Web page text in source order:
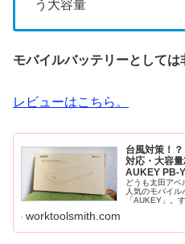
う大容量
モバイルバッテリーとしては
レビューはこちら。
台風対策！
対応・大容
AUKEY PB-
どうも太田ア
人気のモバイ
「AUKEY」。
worktoolsmith.com